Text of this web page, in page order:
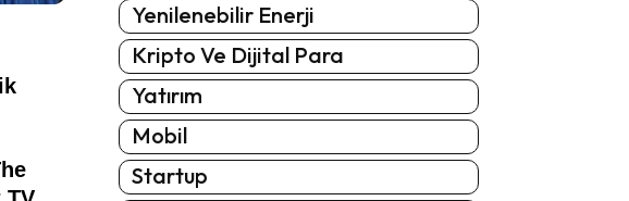
Yenilenebilir Enerji
Kripto Ve Dijital Para
Yatırım
Mobil
Startup